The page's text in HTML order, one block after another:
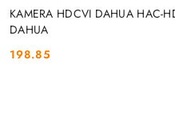
KAMERA HDCVI DAHUA HAC-
DAHUA
Cena:
198.85